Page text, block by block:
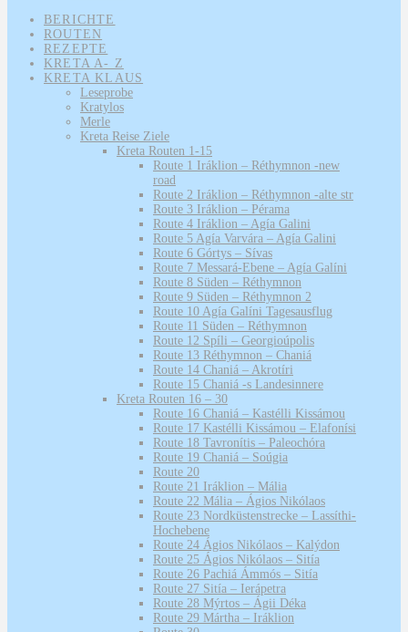
BERICHTE
ROUTEN
REZEPTE
KRETA A- Z
KRETA KLAUS
Leseprobe
Kratylos
Merle
Kreta Reise Ziele
Kreta Routen 1-15
Route 1 Iráklion – Réthymnon -new
road
Route 2 Iráklion – Réthymnon -alte str
Route 3 Iráklion – Pérama
Route 4 Iráklion – Agía Galini
Route 5 Agía Varvára – Agía Galini
Route 6 Górtys – Sívas
Route 7 Messará-Ebene – Agía Galíni
Route 8 Süden – Réthymnon
Route 9 Süden – Réthymnon 2
Route 10 Agía Galíni Tagesausflug
Route 11 Süden – Réthymnon
Route 12 Spíli – Georgioúpolis
Route 13 Réthymnon – Chaniá
Route 14 Chaniá – Akrotíri
Route 15 Chaniá -s Landesinnere
Kreta Routen 16 – 30
Route 16 Chaniá – Kastélli Kissámou
Route 17 Kastélli Kissámou – Elafonísi
Route 18 Tavronítis – Paleochóra
Route 19 Chaniá – Soúgia
Route 20
Route 21 Iráklion – Mália
Route 22 Mália – Ágios Nikólaos
Route 23 Nordküstenstrecke – Lassíthi-
Hochebene
Route 24 Ágios Nikólaos – Kalýdon
Route 25 Ágios Nikólaos – Sitía
Route 26 Pachiá Ámmós – Sitía
Route 27 Sitía – Ierápetra
Route 28 Mýrtos – Ágii Déka
Route 29 Mártha – Iráklion